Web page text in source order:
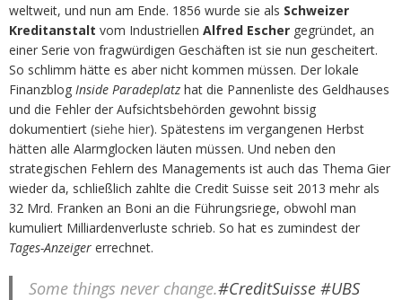
weltweit, und nun am Ende. 1856 wurde sie als Schweizer
Kreditanstalt vom Industriellen Alfred Escher gegründet, an
einer Serie von fragwürdigen Geschäften ist sie nun gescheitert.
So schlimm hätte es aber nicht kommen müssen. Der lokale
Finanzblog Inside Paradeplatz hat die Pannenliste des Geldhauses
und die Fehler der Aufsichtsbehörden gewohnt bissig
dokumentiert (siehe hier). Spätestens im vergangenen Herbst
hätten alle Alarmglocken läuten müssen. Und neben den
strategischen Fehlern des Managements ist auch das Thema Gier
wieder da, schließlich zahlte die Credit Suisse seit 2013 mehr als
32 Mrd. Franken an Boni an die Führungsriege, obwohl man
kumuliert Milliardenverluste schrieb. So hat es zumindest der
Tages-Anzeiger errechnet.
Some things never change.#CreditSuisse #UBS